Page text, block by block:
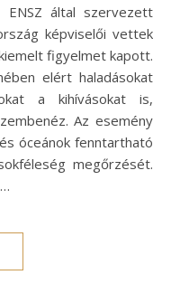
ENSZ által szervezett
képviselői vettek
figyelmet kapott.
elért haladásokat
a kihívásokat is,
Az esemény
óceánok fenntartható
megőrzését.